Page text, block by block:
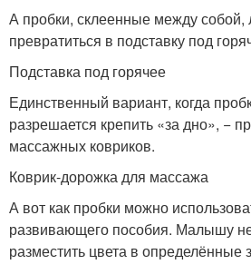
А пробки, склеенные между собой,
превратиться в подставку под
Подставка под горячее
Единственный вариант, когда
разрешается крепить «за дно», −
массажных ковриков.
Коврик-дорожка для массажа
А вот как пробки можно
развивающего пособия. Малышу
разместить цвета в определённые